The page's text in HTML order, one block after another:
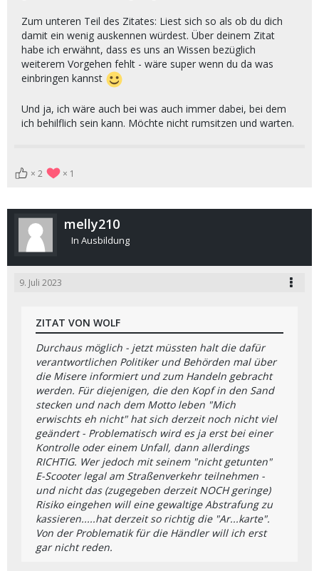
Zum unteren Teil des Zitates: Liest sich so als ob du dich
damit ein wenig auskennen würdest. Über deinem Zitat
habe ich erwähnt, dass es uns an Wissen bezüglich
weiterem Vorgehen fehlt - wäre super wenn du da was
einbringen kannst
Und ja, ich wäre auch bei was auch immer dabei, bei dem
ich behilflich sein kann. Möchte nicht rumsitzen und warten.
2 1
melly210
In Ausbildung
9. Juli 2023
ZITAT VON WOLF
Durchaus möglich - jetzt müssten halt die dafür
verantwortlichen Politiker und Behörden mal über
die Misere informiert und zum Handeln gebracht
werden. Für diejenigen, die den Kopf in den Sand
stecken und nach dem Motto leben "Mich
erwischts eh nicht" hat sich derzeit noch nicht viel
geändert - Problematisch wird es ja erst bei einer
Kontrolle oder einem Unfall, dann allerdings
RICHTIG. Wer jedoch mit seinem "nicht getunten"
E-Scooter legal am Straßenverkehr teilnehmen -
und nicht das (zugegeben derzeit NOCH geringe)
Risiko eingehen will eine gewaltige Abstrafung zu
kassieren.....hat derzeit so richtig die "Ar...karte".
Von der Problematik für die Händler will ich erst
gar nicht reden.